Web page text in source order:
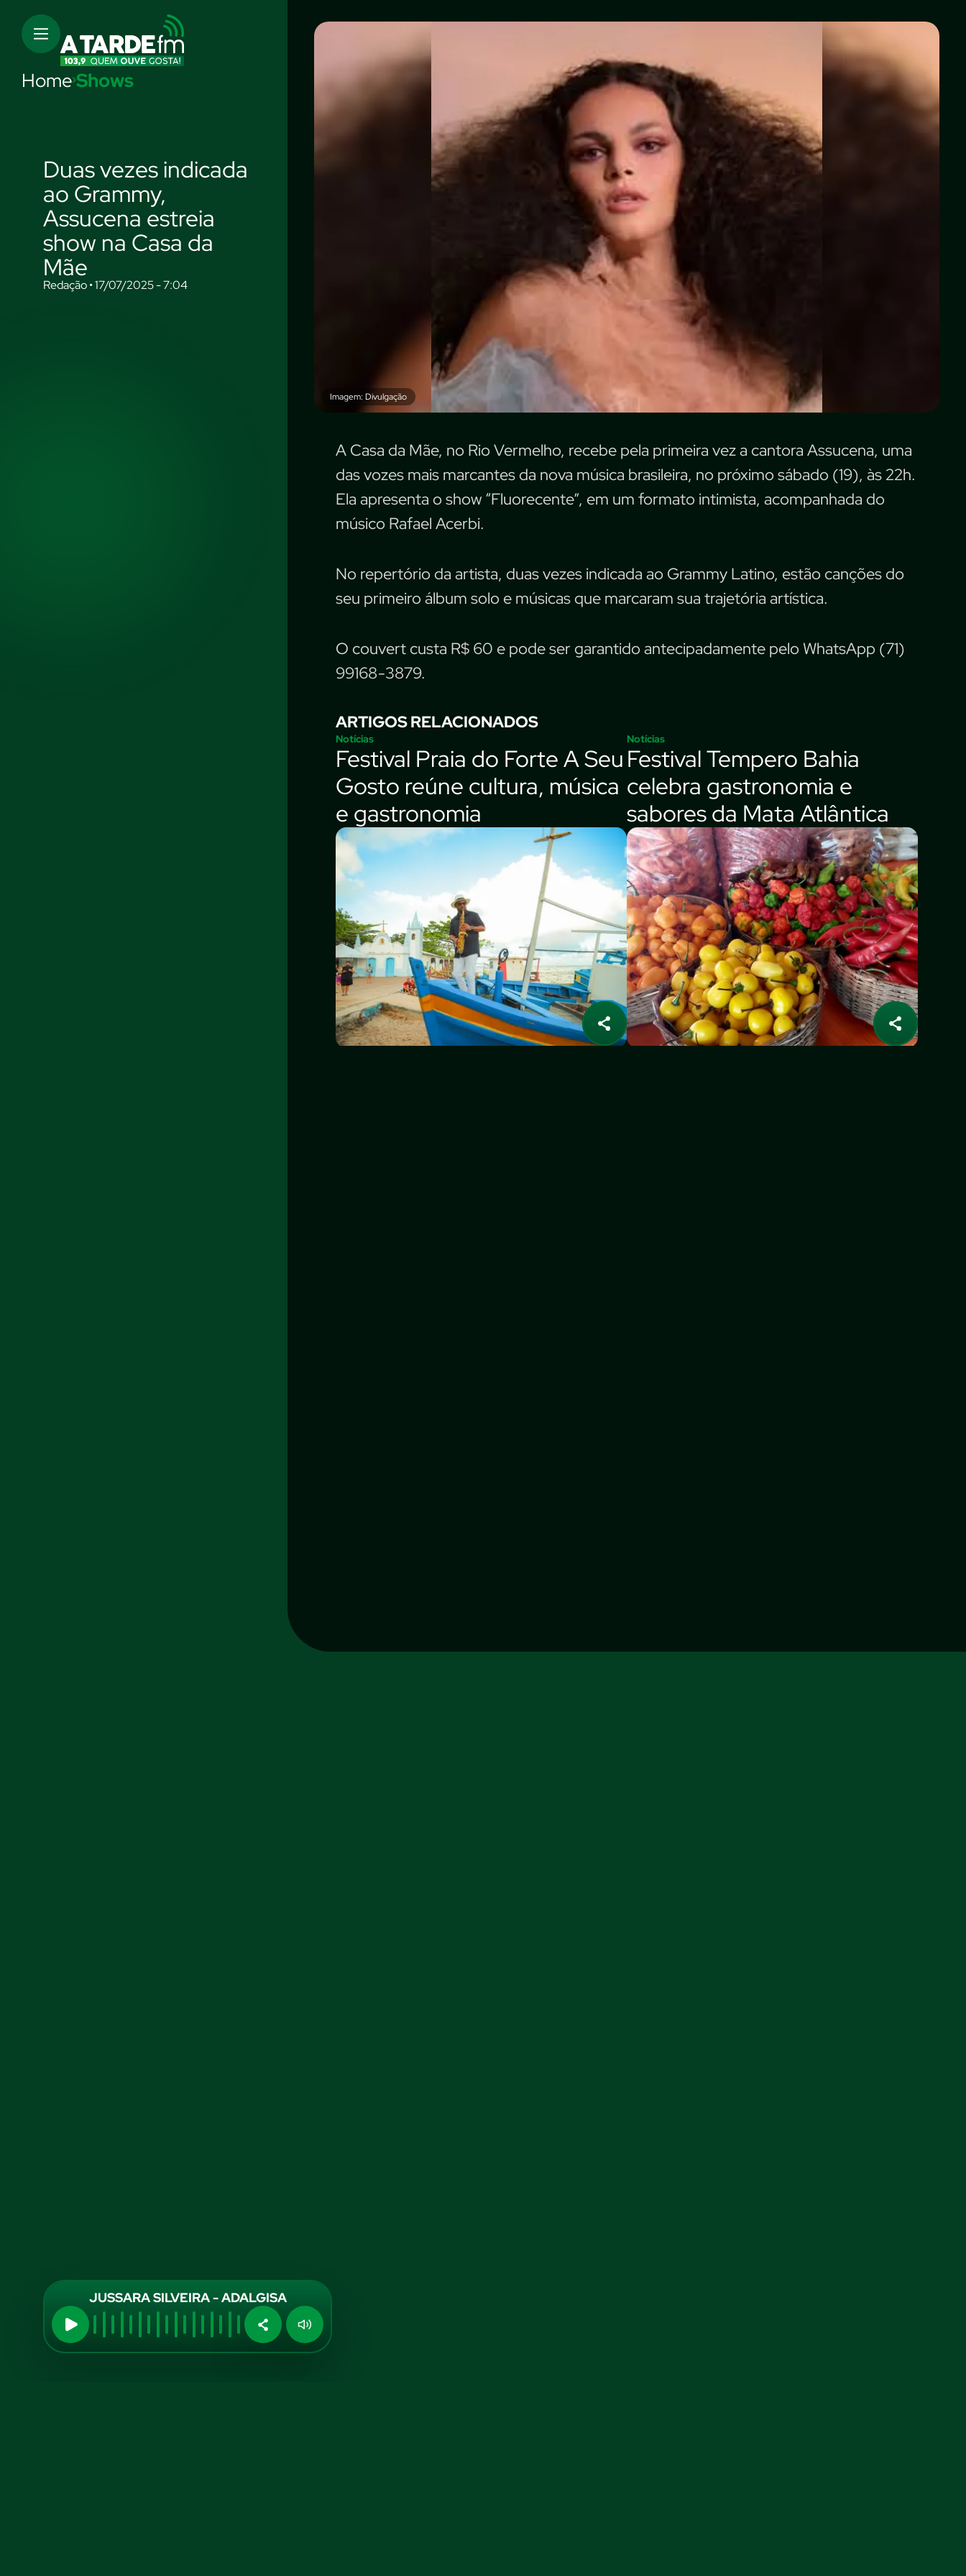
JUSSARA SILVEIRA - ADALGISA
HomeShows
Duas vezes indicada
ao Grammy,
Assucena estreia
show na Casa da
Mãe
Redação • 17/07/2025 - 7:04
Imagem: Divulgação
A Casa da Mãe, no Rio Vermelho, recebe pela primeira vez a cantora Assucena, uma
das vozes mais marcantes da nova música brasileira, no próximo sábado (19), às 22h.
Ela apresenta o show “Fluorecente”, em um formato intimista, acompanhada do
músico Rafael Acerbi.
No repertório da artista, duas vezes indicada ao Grammy Latino, estão canções do
seu primeiro álbum solo e músicas que marcaram sua trajetória artística.
O couvert custa R$ 60 e pode ser garantido antecipadamente pelo WhatsApp (71)
99168-3879.
ARTIGOS RELACIONADOS
Notícias
Festival Praia do Forte A Seu
Gosto reúne cultura, música
e gastronomia
Notícias
Festival Tempero Bahia
celebra gastronomia e
sabores da Mata Atlântica